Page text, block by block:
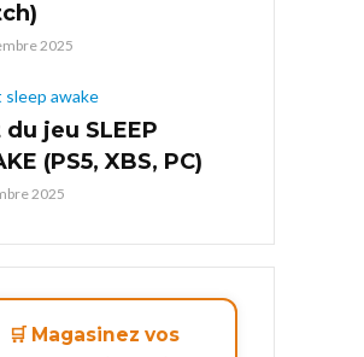
2025
du jeu SLEEP
(PS5, XBS, PC)
2025
🛒 Magasinez vos